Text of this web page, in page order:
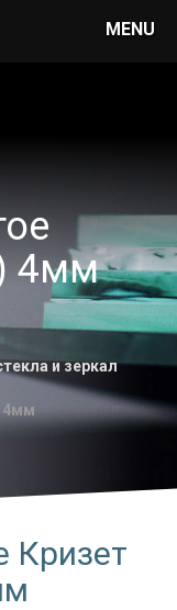
MENU
4мм
и зеркал
4мм
Кризет